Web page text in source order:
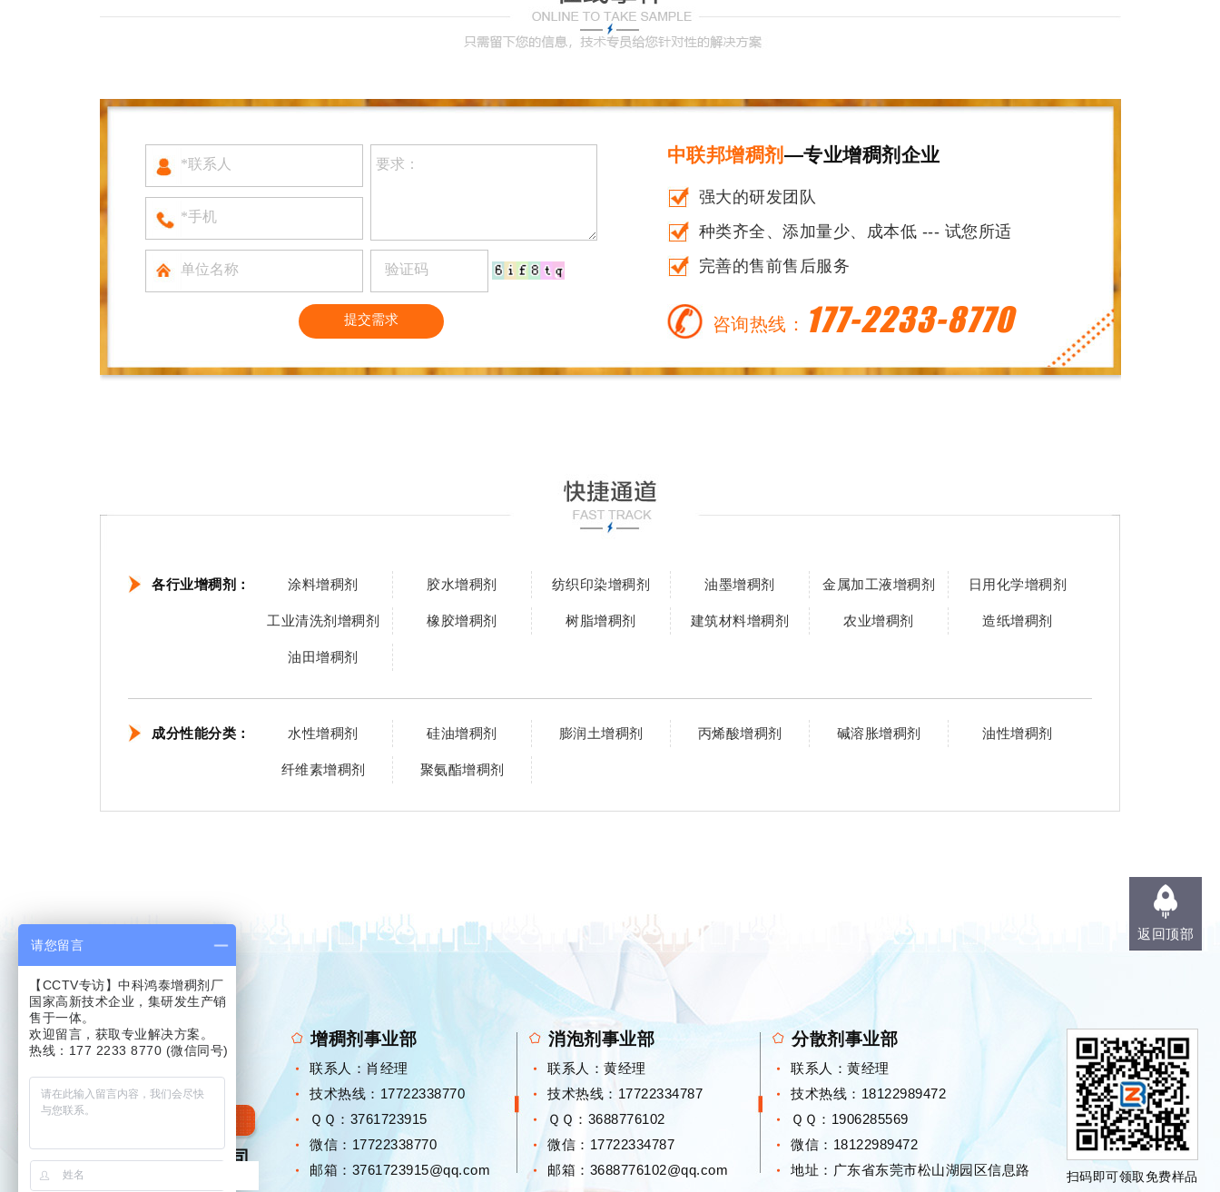
中联邦增稠剂 —专业增稠剂企业
强大的研发团队
种类齐全、添加量少、成本低 --- 试您所适
完善的售前售后服务
咨询热线： 177-2233-8770
各行业增稠剂： 涂料增稠剂 胶水增稠剂 纺织印染增稠剂 油墨增稠剂 金属加工液增稠剂 日用化学增稠剂
工业清洗剂增稠剂 橡胶增稠剂 树脂增稠剂 建筑材料增稠剂 农业增稠剂 造纸增稠剂
油田增稠剂
成分性能分类： 水性增稠剂 硅油增稠剂 膨润土增稠剂 丙烯酸增稠剂 碱溶胀增稠剂 油性增稠剂
纤维素增稠剂 聚氨酯增稠剂
增稠剂研发·定制厂家
广东中科鸿泰新材料有限公司
GUANGDONG ZHONGKE HONGTAI NEW MATERIALS CO., LTD.
增稠剂事业部
联系人：肖经理
技术热线：17722338770
ＱＱ：3761723915
微信：17722338770
邮箱：3761723915@qq.com
消泡剂事业部
联系人：黄经理
技术热线：17722334787
ＱＱ： 3688776102
微信：17722334787
邮箱：3688776102@qq.com
分散剂事业部
联系人：黄经理
技术热线：18122989472
ＱＱ： 1906285569
微信：18122989472
地址：广东省东莞市松山湖园区信息路
扫码即可领取免费样品
返回顶部
请您留言
【CCTV专访】中科鸿泰增稠剂厂
国家高新技术企业，集研发生产销
售于一体。
欢迎留言，获取专业解决方案。
热线：177 2233 8770 (微信同号)